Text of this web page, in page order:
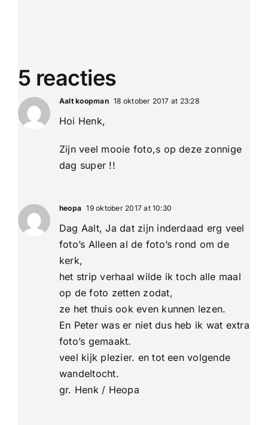
5 reacties
Aalt koopman 18 oktober 2017 at 23:28
Hoi Henk,
Zijn veel mooie foto,s op deze zonnige
dag super !!
heopa 19 oktober 2017 at 10:30
Dag Aalt, Ja dat zijn inderdaad erg veel
foto’s Alleen al de foto’s rond om de
kerk,
het strip verhaal wilde ik toch alle maal
op de foto zetten zodat,
ze het thuis ook even kunnen lezen.
En Peter was er niet dus heb ik wat extra
foto’s gemaakt.
veel kijk plezier. en tot een volgende
wandeltocht.
gr. Henk / Heopa